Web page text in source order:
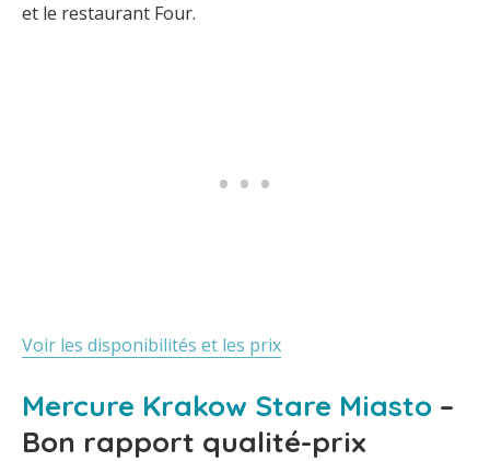
et le restaurant Four.
Voir les disponibilités et les prix
Mercure Krakow Stare Miasto –
Bon rapport qualité-prix